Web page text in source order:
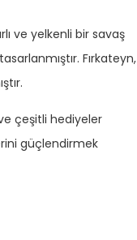
ve yelkenli bir savaş
Fırkateyn,
çeşitli hediyeler
güçlendirmek